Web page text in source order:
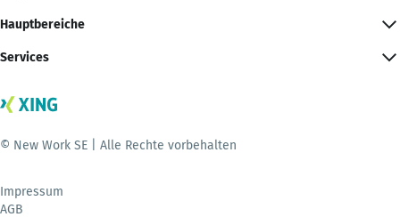
Hauptbereiche
Services
© New Work SE | Alle Rechte vorbehalten
Impressum
AGB